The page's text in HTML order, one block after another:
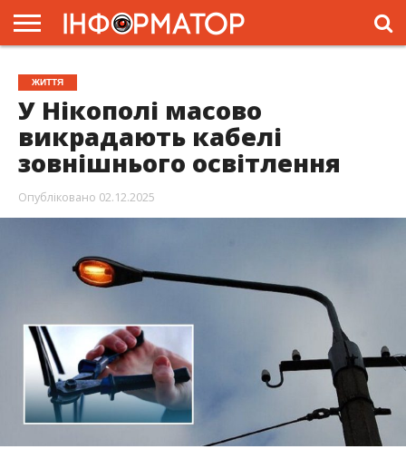
ГОЛОВНА
ЖИТТЯ
ВЛАДА
ГРОШІ
ТРЕШ
ПРЕС-
РЕЛІЗИ
РЕКЛАМА
ПРОЕКТИ
ЖИТТЯ
У Нікополі масово
викрадають кабелі
зовнішнього освітлення
Опубліковано 02.12.2025